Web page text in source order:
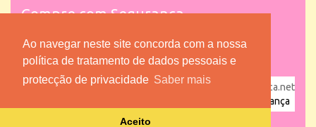
Ao navegar neste site concorda com a nossa
política de tratamento de dados pessoais e
protecção de privacidade Saber mais
Aceito
Compre com Segurança
powered by puber!a | © 2026 Copyright www.lojadacrianca.net
Loja da Criança